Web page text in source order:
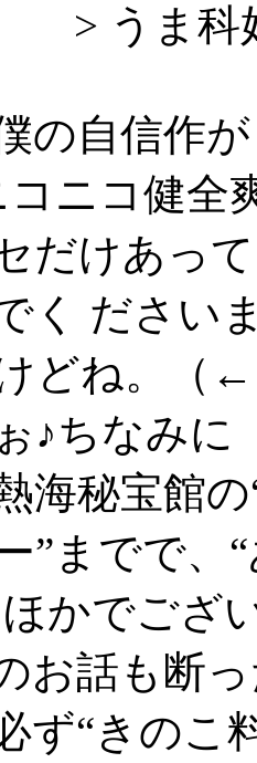
科好
の自信作
コニコ健全
だけあっ
く ださい
どね。（
♪ちなみに
海秘宝館
”までで、
かでござ
お話も断
ず“きの